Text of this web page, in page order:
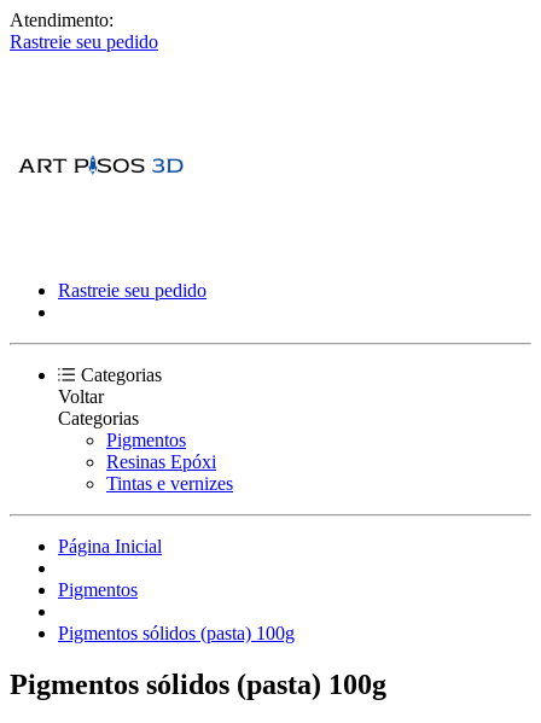
Atendimento:
Rastreie seu pedido
Rastreie seu pedido
Categorias
Voltar
Categorias
Pigmentos
Resinas Epóxi
Tintas e vernizes
Página Inicial
Pigmentos
Pigmentos sólidos (pasta) 100g
Pigmentos sólidos (pasta) 100g